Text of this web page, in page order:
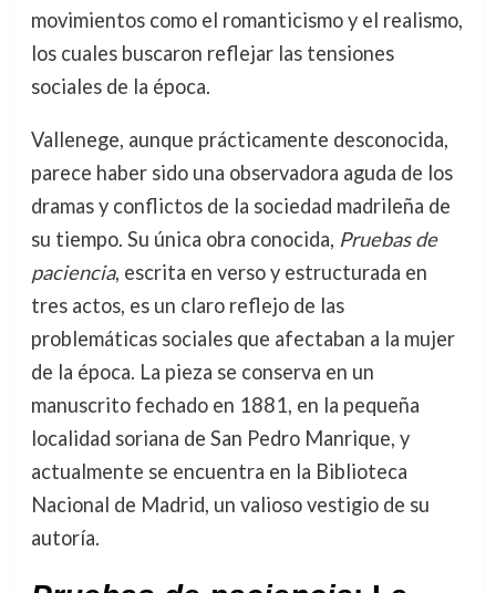
movimientos como el romanticismo y el realismo,
los cuales buscaron reflejar las tensiones
sociales de la época.
Vallenege, aunque prácticamente desconocida,
parece haber sido una observadora aguda de los
dramas y conflictos de la sociedad madrileña de
su tiempo. Su única obra conocida, Pruebas de
paciencia, escrita en verso y estructurada en
tres actos, es un claro reflejo de las
problemáticas sociales que afectaban a la mujer
de la época. La pieza se conserva en un
manuscrito fechado en 1881, en la pequeña
localidad soriana de San Pedro Manrique, y
actualmente se encuentra en la Biblioteca
Nacional de Madrid, un valioso vestigio de su
autoría.